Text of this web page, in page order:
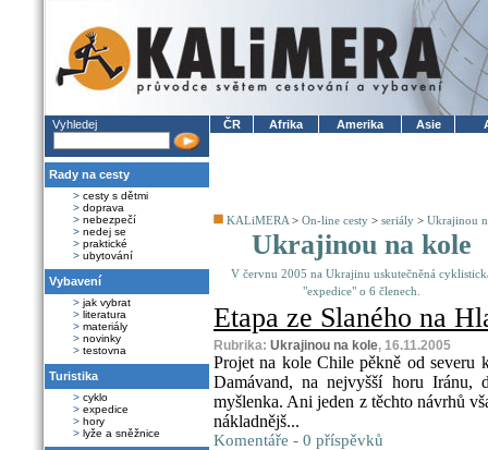
Vyhledej
Rady na cesty
> cesty s dětmi
> doprava
> nebezpečí
> nedej se
> praktické
> ubytování
Vybavení
> jak vybrat
> literatura
> materiály
> novinky
> testovna
Turistika
> cyklo
> expedice
> hory
> lyže a sněžnice
ČR Afrika Amerika Asie
KALiMERA > On-line cesty > seriály > Ukrajinou
Ukrajinou na kole
V červnu 2005 na Ukrajinu uskutečněná
"expedice" o 6 členech.
Etapa ze Slaného na
Rubrika: Ukrajinou na kole, 16.11.2005
Projet na kole Chile pěkně od severu
Damávand, na nejvyšší horu Iránu,
myšlenka. Ani jeden z těchto návrhů
nákladnějš...
Komentáře - 0 příspěvků